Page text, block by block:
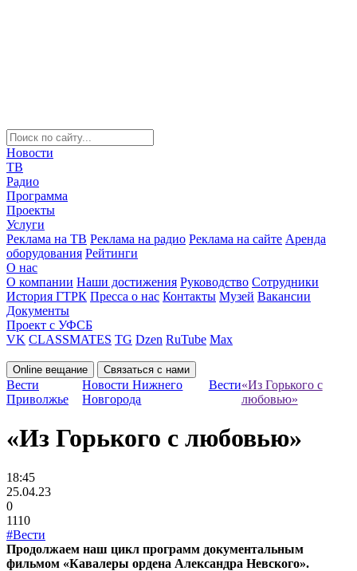
Новости
ТВ
Радио
Программа
Проекты
Услуги
Реклама на ТВ Реклама на радио Реклама на сайте Аренда
оборудования Рейтинги
О нас
О компании Наши достижения Руководство Сотрудники
История ГТРК Пресса о нас Контакты Музей Вакансии
Документы
Проект с УФСБ
VK CLASSMATES TG Dzen RuTube Max
Online вещание Связаться с нами
Вести
Приволжье
Новости Нижнего
Новгорода
Вести«Из Горького с
любовью»
«Из Горького с любовью»
18:45
25.04.23
0
1110
#Вести
Продолжаем наш цикл программ документальным
фильмом «Кавалеры ордена Александра Невского».